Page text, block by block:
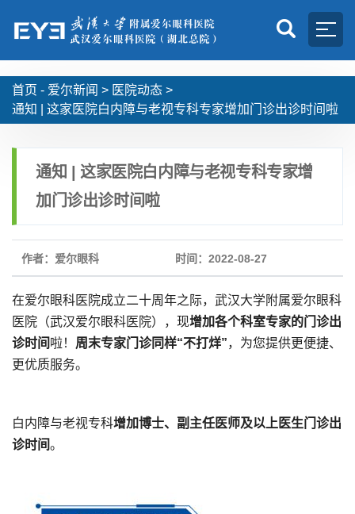
首页 - 爱尔新闻 > 医院动态 >
通知 | 这家医院白内障与老视专科专家增加门诊出诊时间啦
通知 | 这家医院白内障与老视专科专家增
加门诊出诊时间啦
作者：爱尔眼科 时间：2022-08-27
在爱尔眼科医院成立二十周年之际，武汉大学附属爱尔眼科
医院（武汉爱尔眼科医院），现增加各个科室专家的门诊出
诊时间 啦！ 周末专家门诊同样“不打烊”，为您提供更便捷、
更优质服务。
白内障与老视专科增加博士、副主任医师及以上医生门诊出
诊时间。